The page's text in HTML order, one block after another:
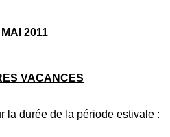
2011
VACANCES
la durée de la période estivale :